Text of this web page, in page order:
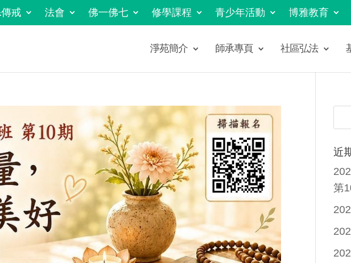
戒 法會 佛一佛七 修學課程 青少年活動 博雅教育
淨苑簡介 師承專頁 社區弘法
近
第